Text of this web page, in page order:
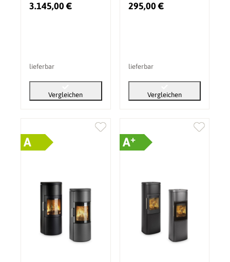
3.145,00 €
lieferbar
Vergleichen
295,00 €
lieferbar
Vergleichen
A A+